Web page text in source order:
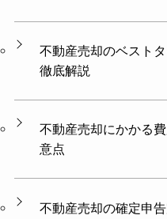
不動産売却のベスト
徹底解説
不動産売却にかかる
意点
不動産売却の確定申